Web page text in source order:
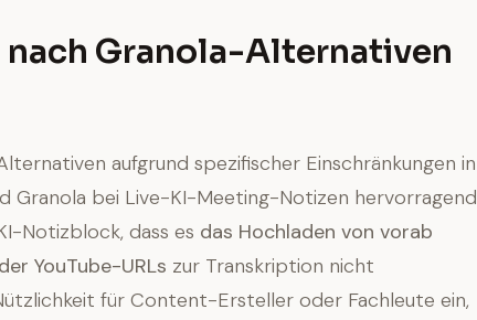
nach Granola-Alternativen
aufgrund spezifischer Einschränkungen in
Granola bei Live-KI-Meeting-Notizen hervorragend
Notizblock, dass es das Hochladen von vorab
YouTube-URLs zur Transkription nicht
für Content-Ersteller oder Fachleute ein,